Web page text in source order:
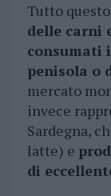
Tutto
delle carni
consumati
penisola o
mercato
invece
Sardegna,
latte) e
di